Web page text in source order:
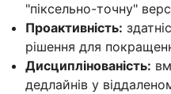
"піксельно-точну"
Проактивність:
рішення для
Дисциплінованість:
дедлайнів у